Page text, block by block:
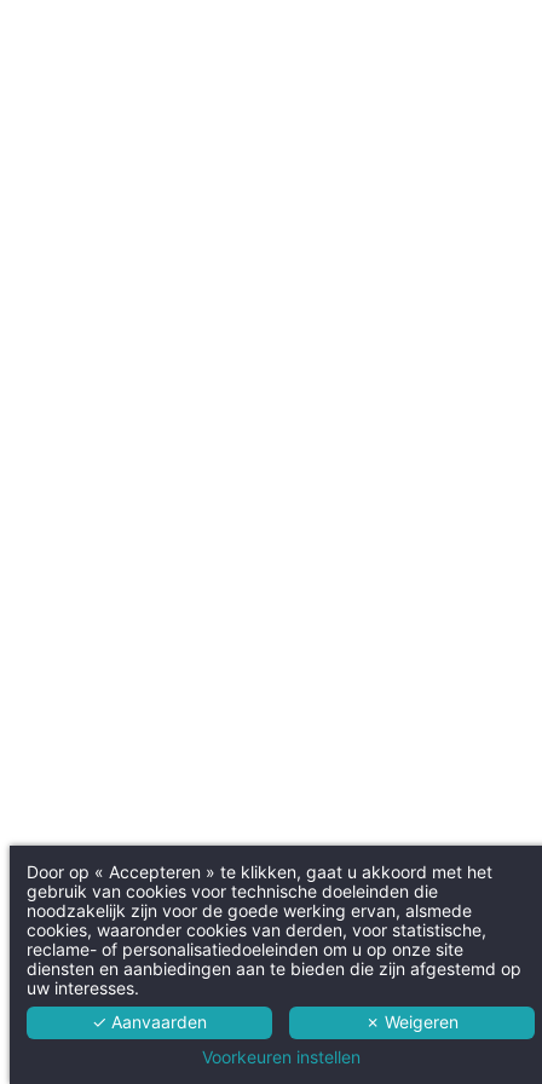
Door op « Accepteren » te klikken, gaat u akkoord met het
gebruik van cookies voor technische doeleinden die
noodzakelijk zijn voor de goede werking ervan, alsmede
cookies, waaronder cookies van derden, voor statistische,
reclame- of personalisatiedoeleinden om u op onze site
diensten en aanbiedingen aan te bieden die zijn afgestemd op
uw interesses.
✓ Aanvaarden
✗ Weigeren
Voorkeuren instellen